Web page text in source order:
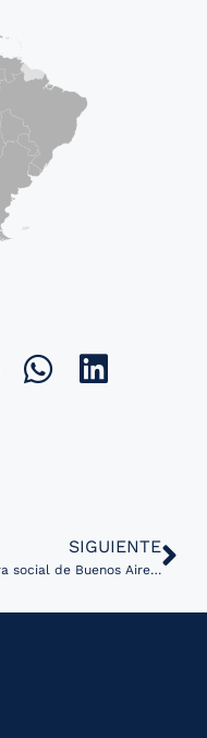
SIGUIENTE
Obra social de Buenos Aires, Argentina habilita atención por telemedicina